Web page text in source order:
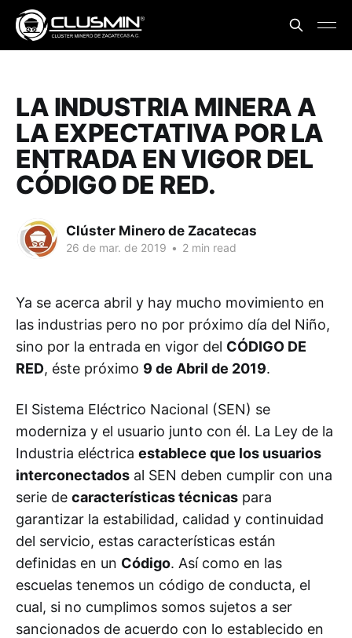
LA INDUSTRIA MINERA A
LA EXPECTATIVA POR LA
ENTRADA EN VIGOR DEL
CÓDIGO DE RED.
Clúster Minero de Zacatecas
26 de mar. de 2019 • 2 min read
Ya se acerca abril y hay mucho movimiento en
las industrias pero no por próximo día del Niño,
sino por la entrada en vigor del CÓDIGO DE
RED, éste próximo 9 de Abril de 2019.
El Sistema Eléctrico Nacional (SEN) se
moderniza y el usuario junto con él. La Ley de la
Industria eléctrica establece que los usuarios
interconectados al SEN deben cumplir con una
serie de características técnicas para
garantizar la estabilidad, calidad y continuidad
del servicio, estas características están
definidas en un Código. Así como en las
escuelas tenemos un código de conducta, el
cual, si no cumplimos somos sujetos a ser
sancionados de acuerdo con lo establecido en